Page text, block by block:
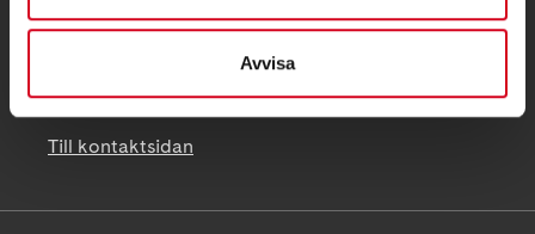
Avvisa
info@neuro.se
PG 90 10 07-5 | BG 901-0075 | Swishgåva 90 100
75 | Organisationsnummer 802002-3605
Till kontaktsidan